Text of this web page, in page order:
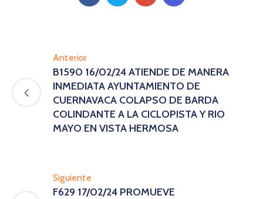
Anterior
B1590 16/02/24 ATIENDE DE MANERA
INMEDIATA AYUNTAMIENTO DE
CUERNAVACA COLAPSO DE BARDA
COLINDANTE A LA CICLOPISTA Y RIO
MAYO EN VISTA HERMOSA
Siguiente
F629 17/02/24 PROMUEVE